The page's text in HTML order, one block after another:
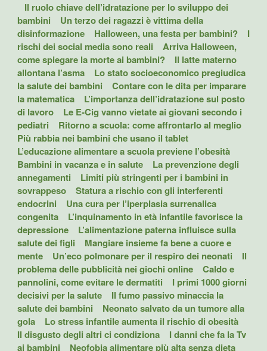
Il ruolo chiave dell’idratazione per lo sviluppo dei
bambini
Un terzo dei ragazzi è vittima della
disinformazione
Halloween, una festa per bambini?
I
rischi dei social media sono reali
Arriva Halloween,
come spiegare la morte ai bambini?
Il latte materno
allontana l’asma
Lo stato socioeconomico pregiudica
la salute dei bambini
Contare con le dita per imparare
la matematica
L’importanza dell’idratazione sul posto
di lavoro
Le E-Cig vanno vietate ai giovani secondo i
pediatri
Ritorno a scuola: come affrontarlo al meglio
Più rabbia nei bambini che usano il tablet
L’educazione alimentare a scuola previene l’obesità
Bambini in vacanza e in salute
La prevenzione degli
annegamenti
Limiti più stringenti per i bambini in
sovrappeso
Statura a rischio con gli interferenti
endocrini
Una cura per l’iperplasia surrenalica
congenita
L’inquinamento in età infantile favorisce la
depressione
L’alimentazione paterna influisce sulla
salute dei figli
Mangiare insieme fa bene a cuore e
mente
Un’eco polmonare per il respiro dei neonati
Il
problema delle pubblicità nei giochi online
Caldo e
pannolini, come evitare le dermatiti
I primi 1000 giorni
decisivi per la salute
Il fumo passivo minaccia la
salute dei bambini
Neonato salvato da un tumore alla
gola
Lo stress infantile aumenta il rischio di obesità
Il disgusto degli altri ci condiziona
I danni che fa la Tv
ai bambini
Neofobia alimentare più alta senza dieta